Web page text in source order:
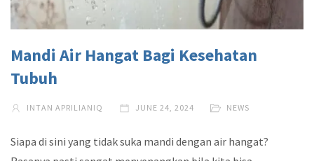
Mandi Air Hangat Bagi Kesehatan
Tubuh
INTAN APRILIANIQ JUNE 24, 2024 NEWS
Siapa di sini yang tidak suka mandi dengan air hangat?